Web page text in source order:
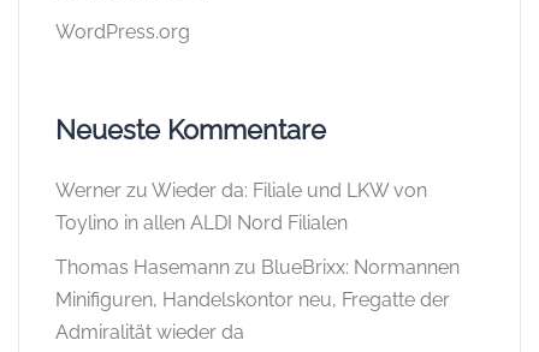
WordPress.org
Neueste Kommentare
Werner zu Wieder da: Filiale und LKW von
Toylino in allen ALDI Nord Filialen
Thomas Hasemann zu BlueBrixx: Normannen
Minifiguren, Handelskontor neu, Fregatte der
Admiralität wieder da